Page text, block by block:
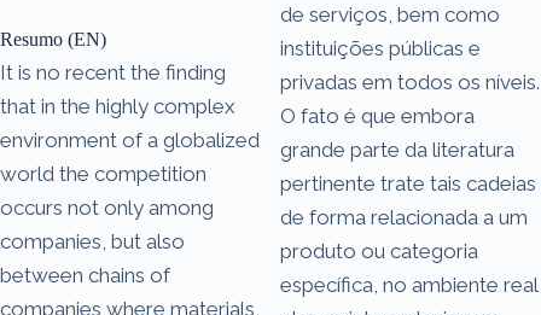
Resumo (EN)
It is no recent the finding
that in the highly complex
environment of a globalized
world the competition
occurs not only among
companies, but also
between chains of
companies where materials,
de serviços, bem como
instituições públicas e
privadas em todos os níveis.
O fato é que embora
grande parte da literatura
pertinente trate tais cadeias
de forma relacionada a um
produto ou categoria
específica, no ambiente real